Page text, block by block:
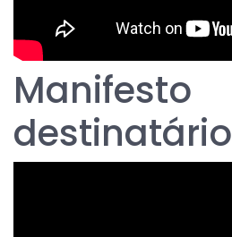
Manifesto
destinatário